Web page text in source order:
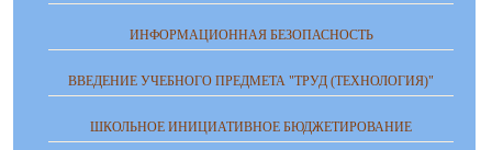
ИНФОРМАЦИОННАЯ БЕЗОПАСНОСТЬ
ВВЕДЕНИЕ УЧЕБНОГО ПРЕДМЕТА "ТРУД (ТЕХНОЛОГИЯ)"
ШКОЛЬНОЕ ИНИЦИАТИВНОЕ БЮДЖЕТИРОВАНИЕ